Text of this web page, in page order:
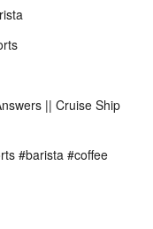
|| Cruise Ship
#barista #coffee